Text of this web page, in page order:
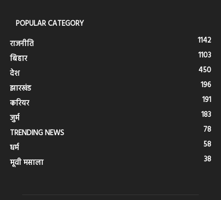
POPULAR CATEGORY
राजनीति
1142
बिहार
1103
देश
450
झारखंड
196
करियर
191
जुर्म
183
TRENDING NEWS
78
धर्म
58
मूवी मसाला
38